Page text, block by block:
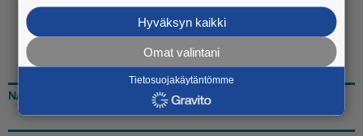
NÄKÖISLEHTI
Hyväksyn kaikki
Omat valintani
Tietosuojakäytäntömme